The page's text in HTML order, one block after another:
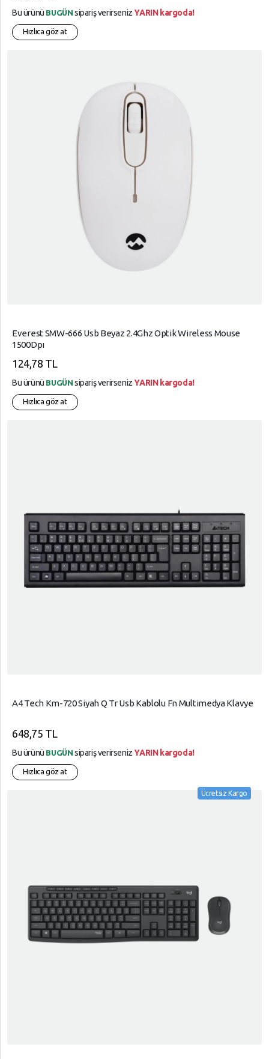
Bu ürünü BUGÜN sipariş verirsenizYARIN kargoda!
Hızlıca göz at
Everest SMW-666 Usb Beyaz 2.4Ghz Optik Wireless Mouse
1500Dpı
124,78 TL
Bu ürünü BUGÜN sipariş verirsenizYARIN kargoda!
Hızlıca göz at
A4 Tech Km-720 Siyah Q Tr Usb Kablolu Fn Multimedya Klavye
648,75 TL
Bu ürünü BUGÜN sipariş verirsenizYARIN kargoda!
Hızlıca göz at
Ücretsiz Kargo